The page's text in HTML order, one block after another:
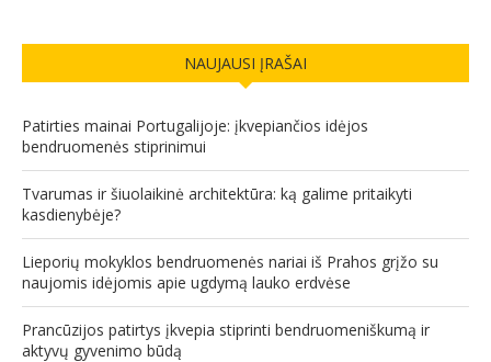
NAUJAUSI ĮRAŠAI
Patirties mainai Portugalijoje: įkvepiančios idėjos
bendruomenės stiprinimui
Tvarumas ir šiuolaikinė architektūra: ką galime pritaikyti
kasdienybėje?
Lieporių mokyklos bendruomenės nariai iš Prahos grįžo su
naujomis idėjomis apie ugdymą lauko erdvėse
Prancūzijos patirtys įkvepia stiprinti bendruomeniškumą ir
aktyvų gyvenimo būdą